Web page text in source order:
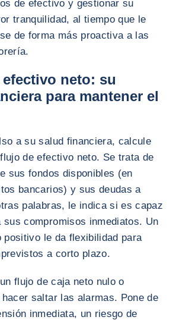
de efectivo y gestionar su
tranquilidad, al tiempo que le
de forma más proactiva a las
neto: su
para mantener el
a su salud financiera, calcule
de efectivo neto. Se trata de
sus fondos disponibles (en
bancarios) y sus deudas a
palabras, le indica si es capaz
sus compromisos inmediatos. Un
positivo le da flexibilidad para
a corto plazo.
flujo de caja neto nulo o
saltar las alarmas. Pone de
inmediata, un riesgo de